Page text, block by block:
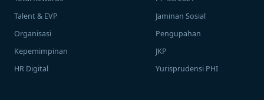
Talent & EVP
Organisasi
Kepemimpinan
HR Digital
Jaminan Sosial
Pengupahan
JKP
Yurisprudensi PHI